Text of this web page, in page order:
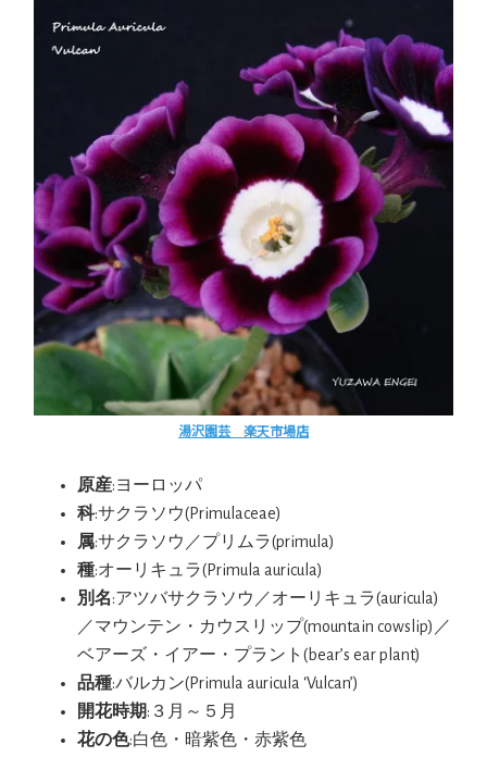
湯沢園芸 楽天市場店
原産:ヨーロッパ
科:サクラソウ(Primulaceae)
属:サクラソウ／プリムラ(primula)
種:オーリキュラ(Primula auricula)
別名:アツバサクラソウ／オーリキュラ(auricula)
／マウンテン・カウスリップ(mountain cowslip)／
ベアーズ・イアー・プラント(bear’s ear plant)
品種:バルカン(Primula auricula ‘Vulcan’)
開花時期:３月～５月
花の色:白色・暗紫色・赤紫色